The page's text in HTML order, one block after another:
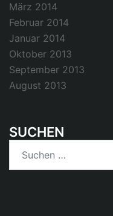
März 2014
Februar 2014
Januar 2014
Oktober 2013
September 2013
August 2013
SUCHEN